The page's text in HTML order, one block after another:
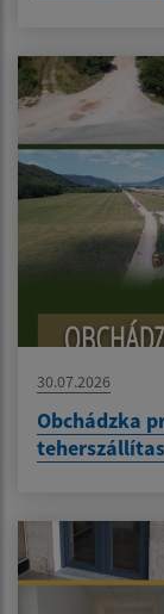
30.07.2026
Obchádzka